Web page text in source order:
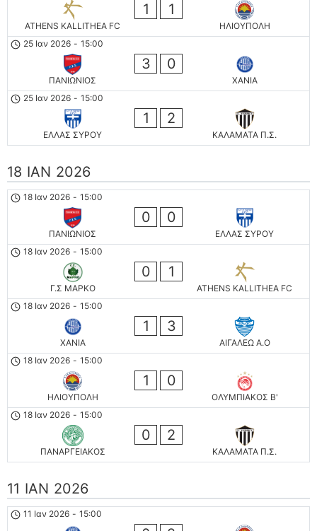
ATHENS KALLITHEA FC
1 1
ΗΛΙΟΥΠΟΛΗ
25 Ιαν 2026 - 15:00
ΠΑΝΙΩΝΙΟΣ
3 0
ΧΑΝΙΑ
25 Ιαν 2026 - 15:00
ΕΛΛΑΣ ΣΥΡΟΥ
1 2
ΚΑΛΑΜΑΤΑ Π.Σ.
18 ΙΑΝ 2026
18 Ιαν 2026 - 15:00
ΠΑΝΙΩΝΙΟΣ
0 0
ΕΛΛΑΣ ΣΥΡΟΥ
18 Ιαν 2026 - 15:00
Γ.Σ ΜΑΡΚΟ
0 1
ATHENS KALLITHEA FC
18 Ιαν 2026 - 15:00
ΧΑΝΙΑ
1 3
ΑΙΓΑΛΕΩ A.O
18 Ιαν 2026 - 15:00
ΗΛΙΟΥΠΟΛΗ
1 0
ΟΛΥΜΠΙΑΚΟΣ Β'
18 Ιαν 2026 - 15:00
ΠΑΝΑΡΓΕΙΑΚΟΣ
0 2
ΚΑΛΑΜΑΤΑ Π.Σ.
11 ΙΑΝ 2026
11 Ιαν 2026 - 15:00